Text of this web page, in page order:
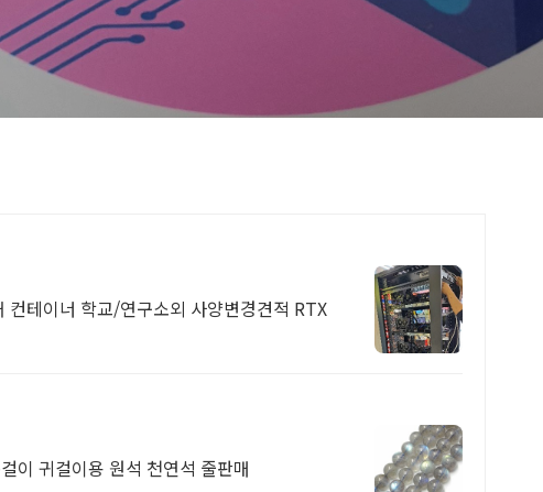
테이너 학교/연구소외 사양변경견적 RTX
이 귀걸이용 원석 천연석 줄판매